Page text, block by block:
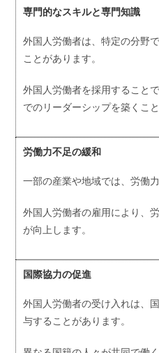
専門的なスキルと専門知識
外国人労働者は、特定の分野
ことがあります。
外国人労働者を採用すること
でのリーダーシップを築くこと
労働力不足の緩和
一部の産業や地域では、労働
外国人労働者の雇用により、
が向上します。
国際協力の促進
外国人労働者の受け入れは、
与することがあります。